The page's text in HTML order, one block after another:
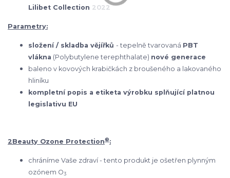
Lilibet Collection 2022
Parametry:
složení / skladba vějířků - tepelně tvarovaná PBT
vlákna (Polybutylene terephthalate) nové generace
baleno v kovových krabičkách z broušeného a lakovaného
hliníku
kompletní popis a etiketa výrobku splňující platnou
legislativu EU
2Beauty Ozone Protection®:
chráníme Vaše zdraví - tento produkt je ošetřen plynným
ozónem O3